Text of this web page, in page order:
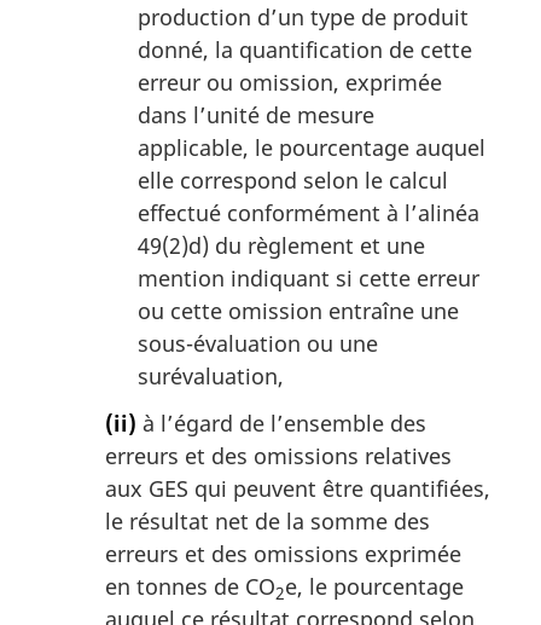
production d’un type de produit
donné, la quantification de cette
erreur ou omission, exprimée
dans l’unité de mesure
applicable, le pourcentage auquel
elle correspond selon le calcul
effectué conformément à l’alinéa
49(2)d) du règlement et une
mention indiquant si cette erreur
ou cette omission entraîne une
sous-évaluation ou une
surévaluation,
(ii) à l’égard de l’ensemble des
erreurs et des omissions relatives
aux GES qui peuvent être quantifiées,
le résultat net de la somme des
erreurs et des omissions exprimée
en tonnes de CO2e, le pourcentage